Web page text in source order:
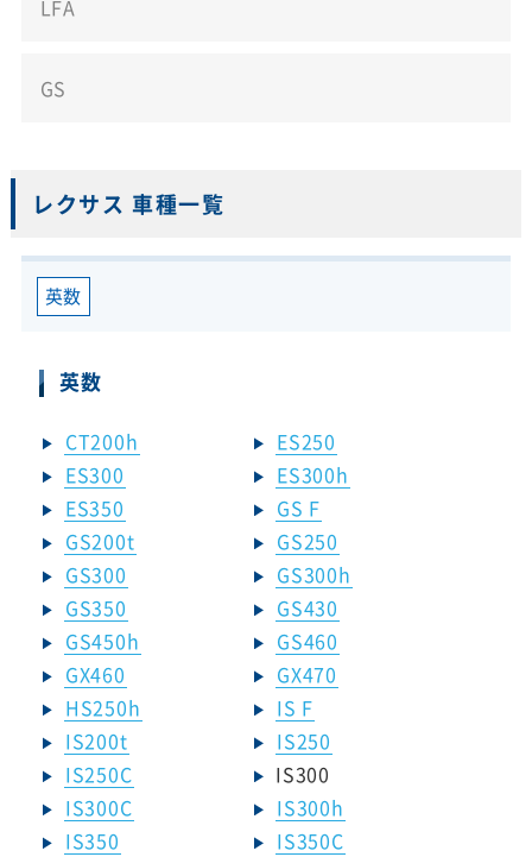
LFA
GS
レクサス 車種一覧
英数
英数
CT200h
ES250
ES300
ES300h
ES350
GS F
GS200t
GS250
GS300
GS300h
GS350
GS430
GS450h
GS460
GX460
GX470
HS250h
IS F
IS200t
IS250
IS250C
IS300
IS300C
IS300h
IS350
IS350C